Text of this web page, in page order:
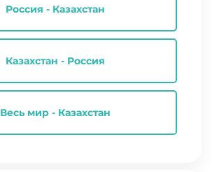
Россия - Казахстан
Казахстан - Россия
Весь мир - Казахстан